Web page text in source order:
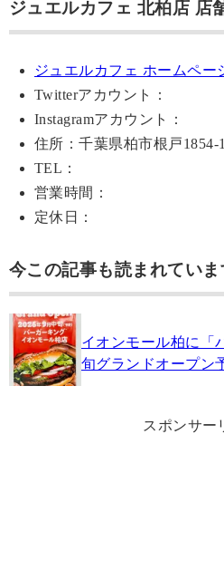
ジュエルカフェ 北柏店 店
ジュエルカフェ ホームペー
Twitterアカウント：
Instagramアカウント：
住所：千葉県柏市根戸1854-
TEL：
営業時間：
定休日：
今この記事も読まれていま
イオンモール柏に「
旬グランドオープン
スポンサー